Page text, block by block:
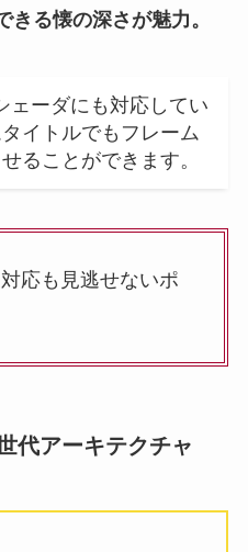
きる懐の深さが魅力。
ェーダにも対応してい
イトルでもフレーム
ることができます。
応も見逃せないポ
代アーキテクチャ